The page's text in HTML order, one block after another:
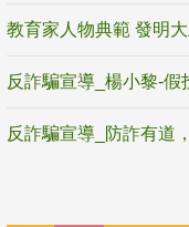
反詐騙宣導_楊小黎-假